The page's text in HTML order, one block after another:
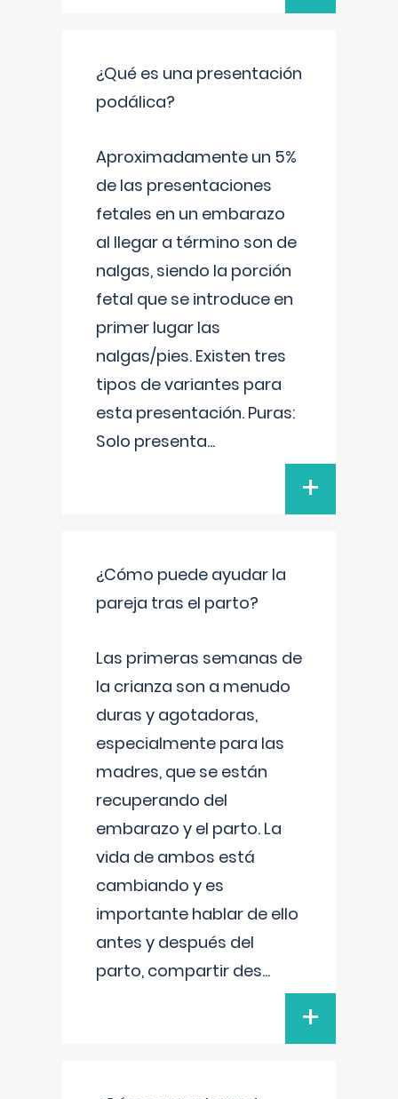
¿Qué es una presentación
podálica?
Aproximadamente un 5%
de las presentaciones
fetales en un embarazo
al llegar a término son de
nalgas, siendo la porción
fetal que se introduce en
primer lugar las
nalgas/pies. Existen tres
tipos de variantes para
esta presentación. Puras:
Solo presenta...
+
¿Cómo puede ayudar la
pareja tras el parto?
Las primeras semanas de
la crianza son a menudo
duras y agotadoras,
especialmente para las
madres, que se están
recuperando del
embarazo y el parto. La
vida de ambos está
cambiando y es
importante hablar de ello
antes y después del
parto, compartir des...
+